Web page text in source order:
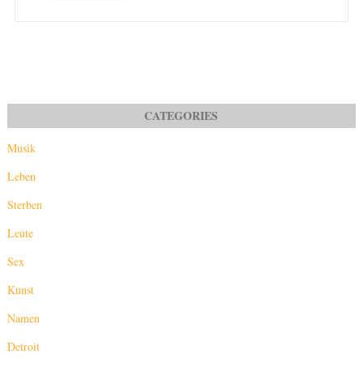
Musik
Leben
Sterben
Leute
Sex
Kunst
Namen
Detroit